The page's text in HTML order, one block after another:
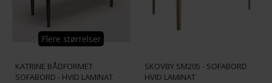
Flere størrelser
KATRINE BÅDFORMET
SOFABORD - HVID LAMINAT
SKOVBY SM205 - SOFABORD
HVID LAMINAT